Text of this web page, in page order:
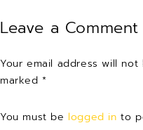
Leave a Comment
Your email address will
marked *
You must be logged in to